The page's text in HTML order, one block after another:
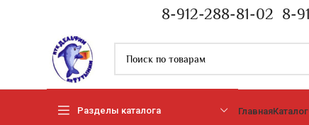
8-912-288-81-02 8-
Разделы каталога ГлавнаяКаталог